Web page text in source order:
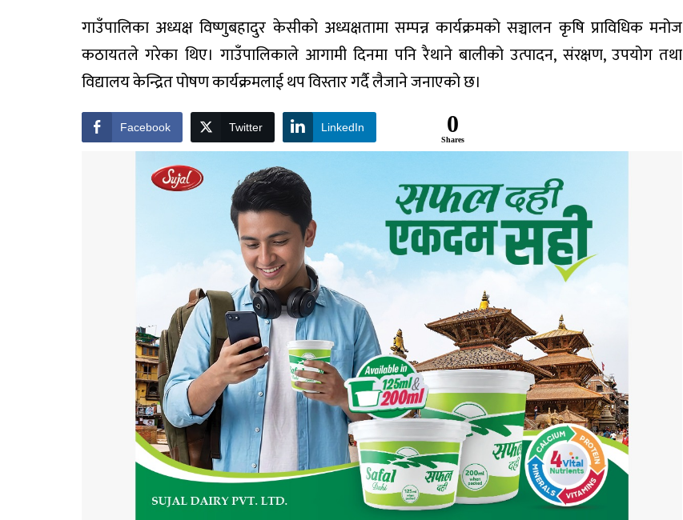
गाउँपालिका अध्यक्ष विष्णुबहादुर केसीको अध्यक्षतामा सम्पन्न कार्यक्रमको सञ्चालन कृषि प्राविधिक मनोज
कठायतले गरेका थिए। गाउँपालिकाले आगामी दिनमा पनि रैथाने बालीको उत्पादन, संरक्षण, उपयोग तथा
विद्यालय केन्द्रित पोषण कार्यक्रमलाई थप विस्तार गर्दै लैजाने जनाएको छ।
Facebook Twitter LinkedIn 0
Shares